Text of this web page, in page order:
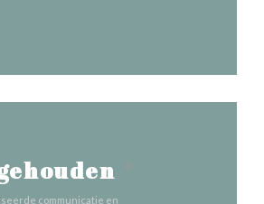
communicatie en